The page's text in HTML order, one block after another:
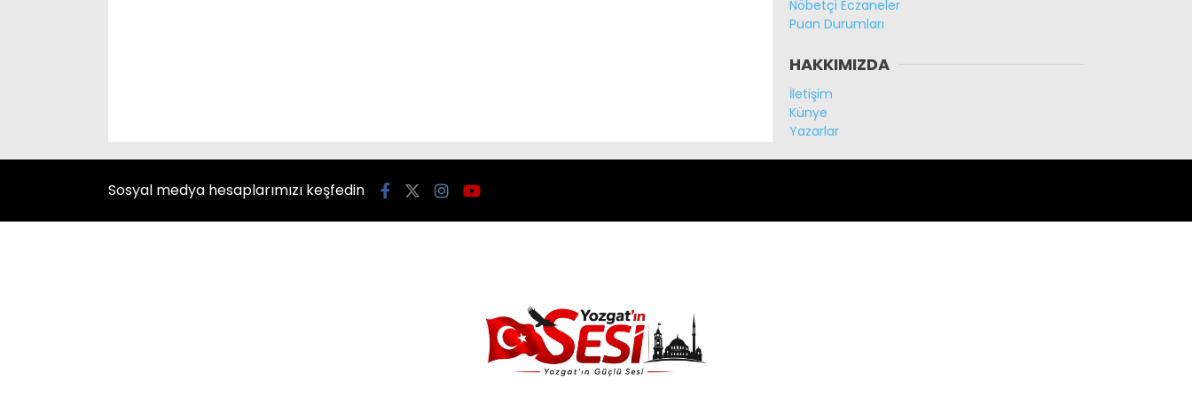
Nöbetçi Eczaneler
Puan Durumları
HAKKIMIZDA
İletişim
Künye
Yazarlar
Sosyal medya hesaplarımızı keşfedin